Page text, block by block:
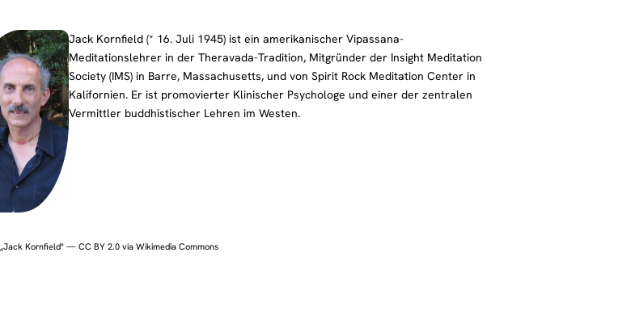
Jack Kornfield (* 16. Juli 1945) ist ein amerikanischer Vipassana-
Meditationslehrer in der Theravada-Tradition, Mitgründer der Insight Meditation
Society (IMS) in Barre, Massachusetts, und von Spirit Rock Meditation Center in
Kalifornien. Er ist promovierter Klinischer Psychologe und einer der zentralen
Vermittler buddhistischer Lehren im Westen.
„Jack Kornfield" — CC BY 2.0 via Wikimedia Commons